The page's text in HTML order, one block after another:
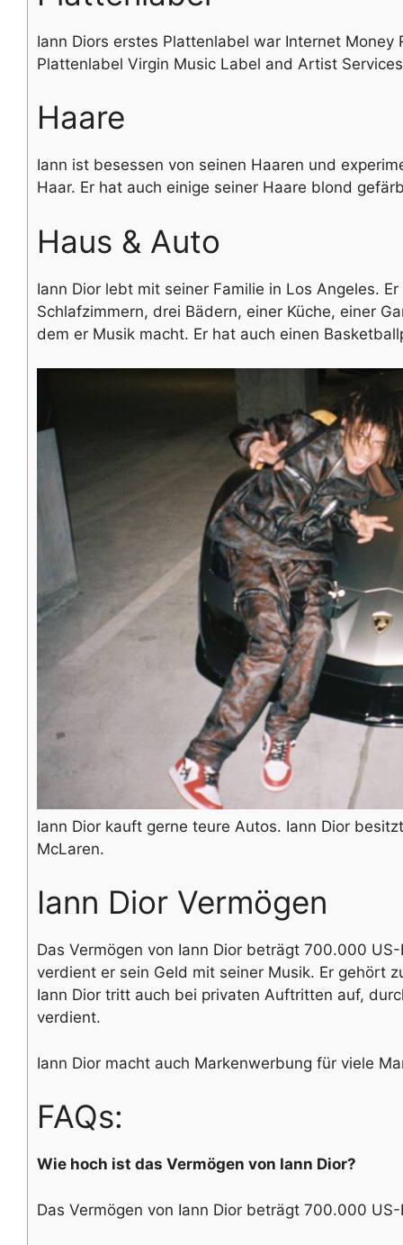
Iann Diors erstes Plattenlabel war Internet
Plattenlabel Virgin Music Label and Artist
Haare
Iann ist besessen von seinen Haaren und
Haar. Er hat auch einige seiner Haare blond
Haus & Auto
Iann Dior lebt mit seiner Familie in Los Angeles.
Schlafzimmern, drei Bädern, einer Küche, einer
dem er Musik macht. Er hat auch einen
Iann Dior kauft gerne teure Autos. Iann Dior
McLaren.
Iann Dior Vermögen
Das Vermögen von Iann Dior beträgt 700.000
verdient er sein Geld mit seiner Musik. Er gehört
Iann Dior tritt auch bei privaten Auftritten auf,
verdient.
Iann Dior macht auch Markenwerbung für viele
FAQs:
Wie hoch ist das Vermögen von Iann Dior?
Das Vermögen von Iann Dior beträgt 700.000